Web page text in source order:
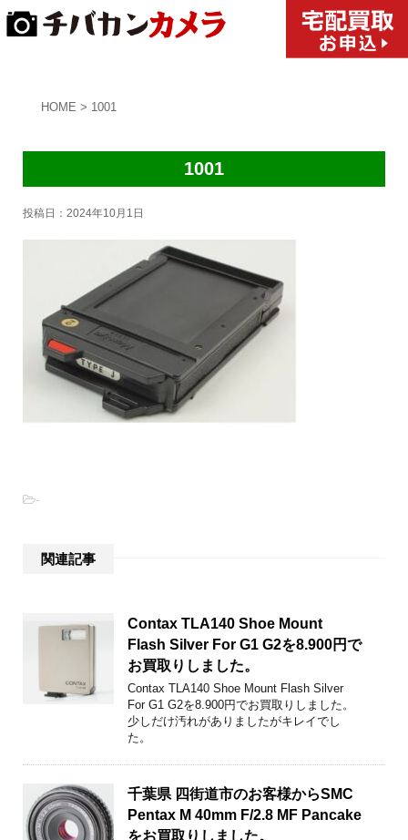
HOME > 1001
1001
投稿日： 2024年10月1日
-
関連記事
Contax TLA140 Shoe Mount
Flash Silver For G1 G2を8.900円で
お買取りしました。
Contax TLA140 Shoe Mount Flash Silver
For G1 G2を8.900円でお買取りしました。
少しだけ汚れがありましたがキレイでし
た。
千葉県 四街道市のお客様からSMC
Pentax M 40mm F/2.8 MF Pancake
をお買取りしました。